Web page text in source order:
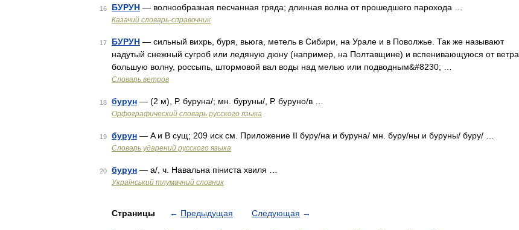
16 БУРУН — волнообразная песчанная гряда; длинная волна от прошедшего парохода …
Казачий словарь-справочник
17 БУРУН — сильный вихрь, буря, вьюга, метель в Сибири, на Урале и в Поволжье. Так же называют
надутый снежный сугроб или ледяную дюну (например, на Полтавщине) и вспенивающуюся от ветра
большую волну, россыпь, штормовой вал воды над мелью или подводным&#8230; …
Словарь ветров
18 бурун — (2 м), Р. буруна/; мн. буруны/, Р. буруно/в …
Орфографический словарь русского языка
19 бурун — A и B сущ; 209 иск см. Приложение II буру/на и буруна/ мн. буру/ны и буруны/ буру/ …
Словарь ударений русского языка
20 бурун — а/, ч. Навальна піниста хвиля …
Український тлумачний словник
Страницы ← Предыдущая Следующая →